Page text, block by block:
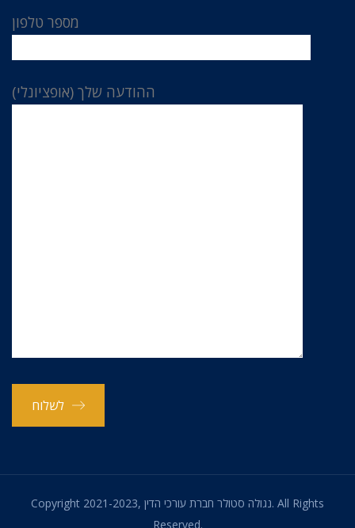
מספר טלפון
ההודעה שלך (אופציונלי)
Copyright 2021-2023, נגולה סטולר חברת עורכי הדין. All Rights
Reserved.